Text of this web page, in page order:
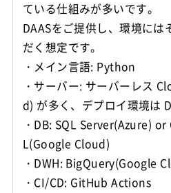
ている仕組みが多いです。
DAASをご提供し、環境には
だく想定です。
・メイン言語: Python
・サーバー: サーバーレス
d) が多く、デプロイ環境は
・DB: SQL Server(Azure)
L(Google Cloud)
・DWH: BigQuery(Google
・CI/CD: GitHub Actions